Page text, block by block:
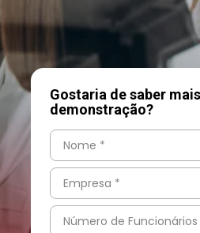
Gostaria de saber
demonstração?